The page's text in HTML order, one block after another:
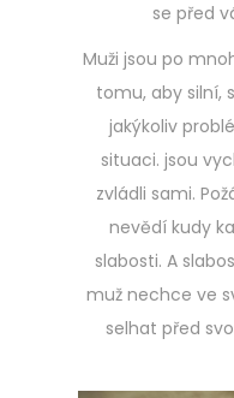
se před
Muži jsou po
tomu, aby silní,
jakýkoliv
situaci. jsou
zvládli sami.
nevědí kudy
slabosti. A
muž nechce ve
selhat před